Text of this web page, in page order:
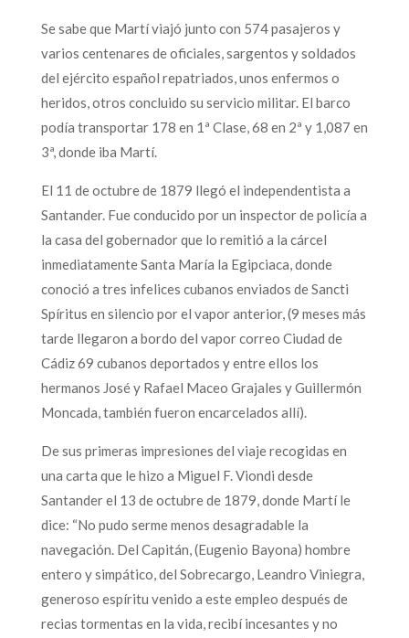
Se sabe que Martí viajó junto con 574 pasajeros y
varios centenares de oficiales, sargentos y soldados
del ejército español repatriados, unos enfermos o
heridos, otros concluido su servicio militar. El barco
podía transportar 178 en 1ª Clase, 68 en 2ª y 1,087 en
3ª, donde iba Martí.
El 11 de octubre de 1879 llegó el independentista a
Santander. Fue conducido por un inspector de policía a
la casa del gobernador que lo remitió a la cárcel
inmediatamente Santa María la Egipciaca, donde
conoció a tres infelices cubanos enviados de Sancti
Spíritus en silencio por el vapor anterior, (9 meses más
tarde llegaron a bordo del vapor correo Ciudad de
Cádiz 69 cubanos deportados y entre ellos los
hermanos José y Rafael Maceo Grajales y Guillermón
Moncada, también fueron encarcelados allí).
De sus primeras impresiones del viaje recogidas en
una carta que le hizo a Miguel F. Viondi desde
Santander el 13 de octubre de 1879, donde Martí le
dice: “No pudo serme menos desagradable la
navegación. Del Capitán, (Eugenio Bayona) hombre
entero y simpático, del Sobrecargo, Leandro Viniegra,
generoso espíritu venido a este empleo después de
recias tormentas en la vida, recibí incesantes y no